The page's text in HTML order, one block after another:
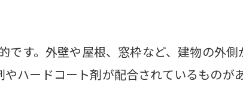
です。外壁や屋根、窓枠など、建物の外
ハードコート剤が配合されているものが